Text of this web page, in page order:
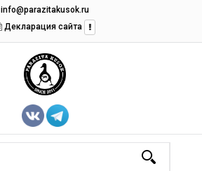
info@parazitakusok.ru
Декларация сайта